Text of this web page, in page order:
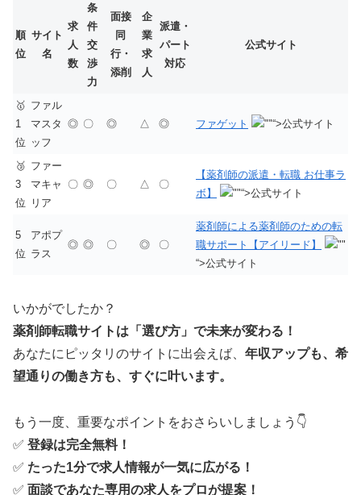
順
位
サイト
名
求
人
数
条
件
交
渉
力
面接
同
行・
添削
企
業
求
人
派遣・
パート
対応
公式サイト
🥇
1
位
ファル
マスタ
ッフ
◎ 〇 ◎ △ ◎ ファゲット “>公式サイト
🥉
3
位
ファー
マキャ
リア
〇 ◎ 〇 △ 〇
【薬剤師の派遣・転職 お仕事ラ
ボ】
“>公式サイト
5
位
アポプ
ラス
◎ ◎ 〇 ◎ 〇
薬剤師による薬剤師のための転
職サポート【アイリード】
“>公式サイト
いかがでしたか？
薬剤師転職サイトは「選び方」で未来が変わる！
あなたにピッタリのサイトに出会えば、 年収アップも、希
望通りの働き方も、すぐに叶います。
もう一度、重要なポイントをおさらいしましょう👇
✅ 登録は完全無料！
✅ たった1分で求人情報が一気に広がる！
✅ 面談であなた専用の求人をプロが提案！